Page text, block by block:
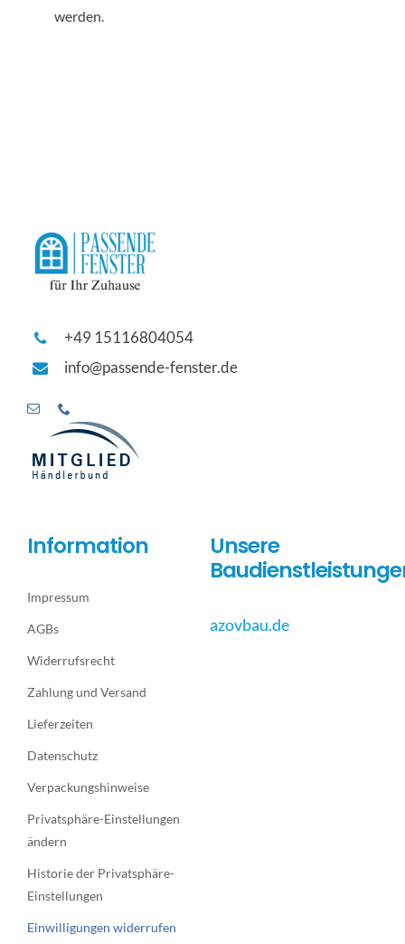
werden.
+49 15116804054
info@passende-fenster.de
Information
Impressum
AGBs
Widerrufsrecht
Zahlung und Versand
Lieferzeiten
Datenschutz
Verpackungshinweise
Privatsphäre-Einstellungen
ändern
Historie der Privatsphäre-
Einstellungen
Einwilligungen widerrufen
Unsere
azovbau.de